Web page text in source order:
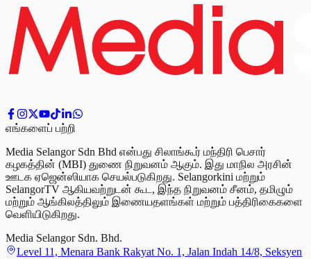
எங்களைப் பற்றி
Media Selangor Sdn Bhd என்பது சிலாங்கூர் மந்திரி பெசார்
கழகத்தின் (MBI) துணை நிறுவனம் ஆகும். இது மாநில அரசின்
ஊடக ஏஜென்ஸியாக செயல்படுகிறது. Selangorkini மற்றும்
SelangorTV ஆகியவற்றுடன் கூட, இந்த நிறுவனம் சீனம், தமிழும்
மற்றும் ஆங்கிலத்திலும் இணையதளங்கள் மற்றும் பத்திரிகைகளை
வெளியிடுகிறது.
Media Selangor Sdn. Bhd.
Level 11, Menara Bank Rakyat No. 1, Jalan Indah 14/8, Seksyen